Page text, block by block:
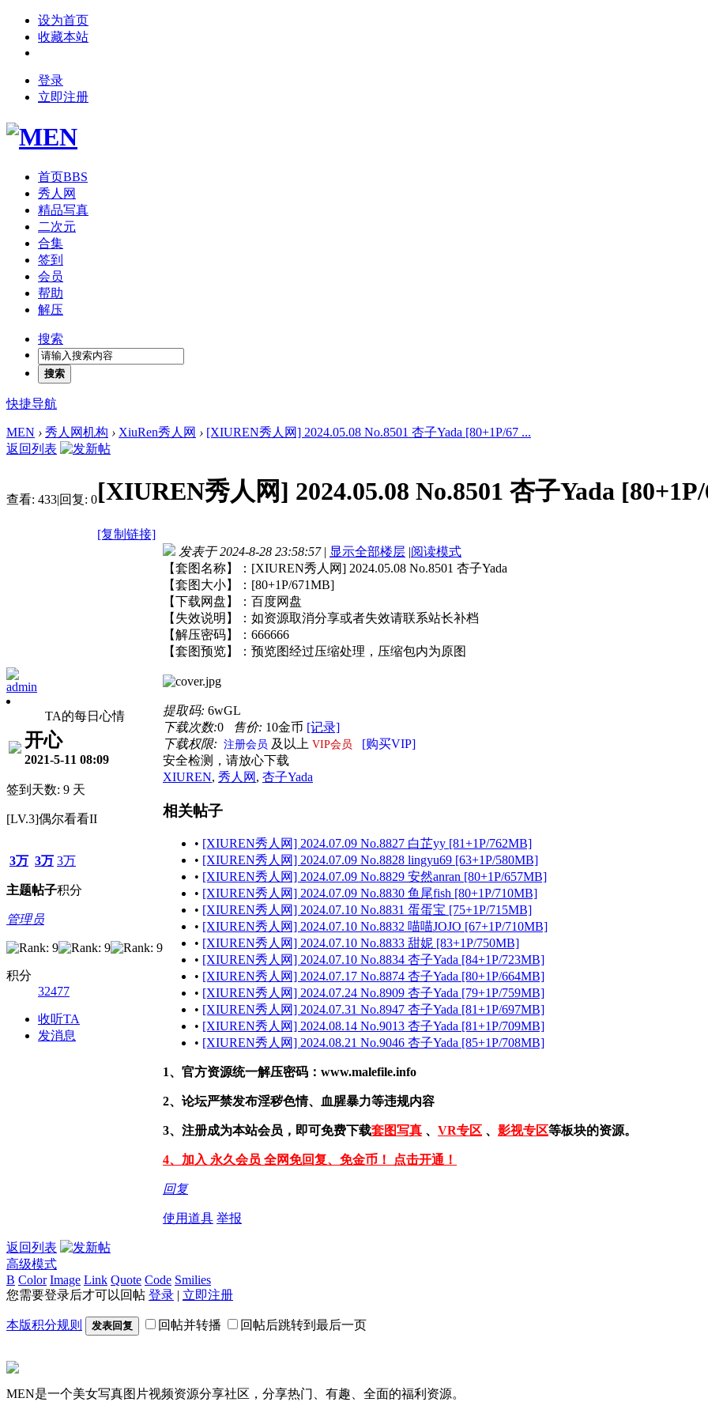
设为首页
收藏本站
登录
立即注册
首页BBS
秀人网
精品写真
二次元
合集
签到
会员
帮助
解压
搜索
搜索
快捷导航
MEN › 秀人网机构 › XiuRen秀人网 › [XIUREN秀人网] 2024.05.08 No.8501 杏子Yada [80+1P/67 ...
返回列表
查看: 433|回复: 0[XIUREN秀人网] 2024.05.08 No.8501 杏子Yada
[复制链接]
admin
TA的每日心情
开心
2021-5-11 08:09
签到天数: 9 天
[LV.3]偶尔看看II
3万
主题
3万
帖子
3万
积分
管理员
积分
32477
收听TA
发消息
发表于 2024-8-28 23:58:57 | 显示全部楼层 |阅读模式
【套图名称】：[XIUREN秀人网] 2024.05.08 No.8501 杏子Yada
【套图大小】：[80+1P/671MB]
【下载网盘】：百度网盘
【失效说明】：如资源取消分享或者失效请联系站长补档
【解压密码】：666666
【套图预览】：预览图经过压缩处理，压缩包内为原图
提取码: 6wGL
下载次数:0 售价: 10金币 [记录]
下载权限: 注册会员 及以上 VIP会员
[购买VIP]
安全检测，请放心下载
XIUREN, 秀人网 , 杏子Yada
相关帖子
• [XIUREN秀人网] 2024.07.09 No.8827 白芷yy [81+1P/762MB]
• [XIUREN秀人网] 2024.07.09 No.8828 lingyu69 [63+1P/580MB]
• [XIUREN秀人网] 2024.07.09 No.8829 安然anran [80+1P/657MB]
• [XIUREN秀人网] 2024.07.09 No.8830 鱼尾fish [80+1P/710MB]
• [XIUREN秀人网] 2024.07.10 No.8831 蛋蛋宝 [75+1P/715MB]
• [XIUREN秀人网] 2024.07.10 No.8832 喵喵JOJO [67+1P/710MB]
• [XIUREN秀人网] 2024.07.10 No.8833 甜妮 [83+1P/750MB]
• [XIUREN秀人网] 2024.07.10 No.8834 杏子Yada [84+1P/723MB]
• [XIUREN秀人网] 2024.07.17 No.8874 杏子Yada [80+1P/664MB]
• [XIUREN秀人网] 2024.07.24 No.8909 杏子Yada [79+1P/759MB]
• [XIUREN秀人网] 2024.07.31 No.8947 杏子Yada [81+1P/697MB]
• [XIUREN秀人网] 2024.08.14 No.9013 杏子Yada [81+1P/709MB]
• [XIUREN秀人网] 2024.08.21 No.9046 杏子Yada [85+1P/708MB]
1、官方资源统一解压密码：www.malefile.info
2、论坛严禁发布淫秽色情、血腥暴力等违规内容
3、注册成为本站会员，即可免费下载套图写真 、 VR专区 、 影视专区等板块的资源。
4、加入 永久会员 全网免回复、免金币！ 点击开通！
回复
使用道具 举报
返回列表
高级模式
B Color Image Link Quote Code Smilies
您需要登录后才可以回帖 登录 | 立即注册
本版积分规则 发表回复 回帖并转播 回帖后跳转到最后一页
MEN是一个美女写真图片视频资源分享社区，分享热门、有趣、全面的福利资源。